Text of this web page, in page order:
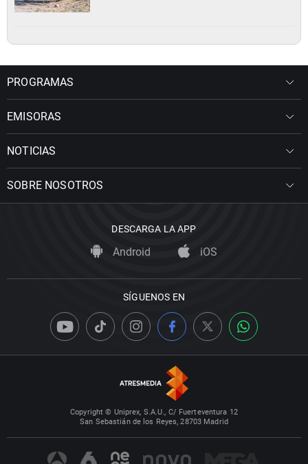
PROGRAMAS
EMISORAS
NOTICIAS
SOBRE NOSOTROS
DESCARGA LA APP
Android iOS
SÍGUENOS EN
Copyright © Uniprex, S.A.U., C/ Fuerteventura 12
San Sebastián de los Reyes, 28703 Madrid